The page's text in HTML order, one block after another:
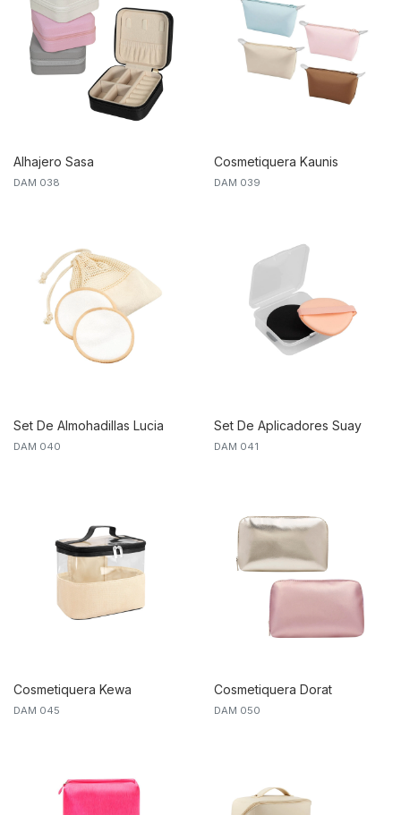
Alhajero Sasa
DAM 038
Cosmetiquera Kaunis
DAM 039
Set De Almohadillas Lucia
DAM 040
Set De Aplicadores Suay
DAM 041
Cosmetiquera Kewa
DAM 045
Cosmetiquera Dorat
DAM 050